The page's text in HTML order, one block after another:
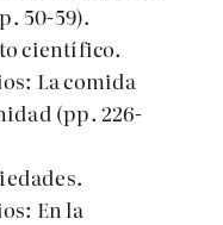
50-59).
científico.
La comida
(pp. 226-
En la